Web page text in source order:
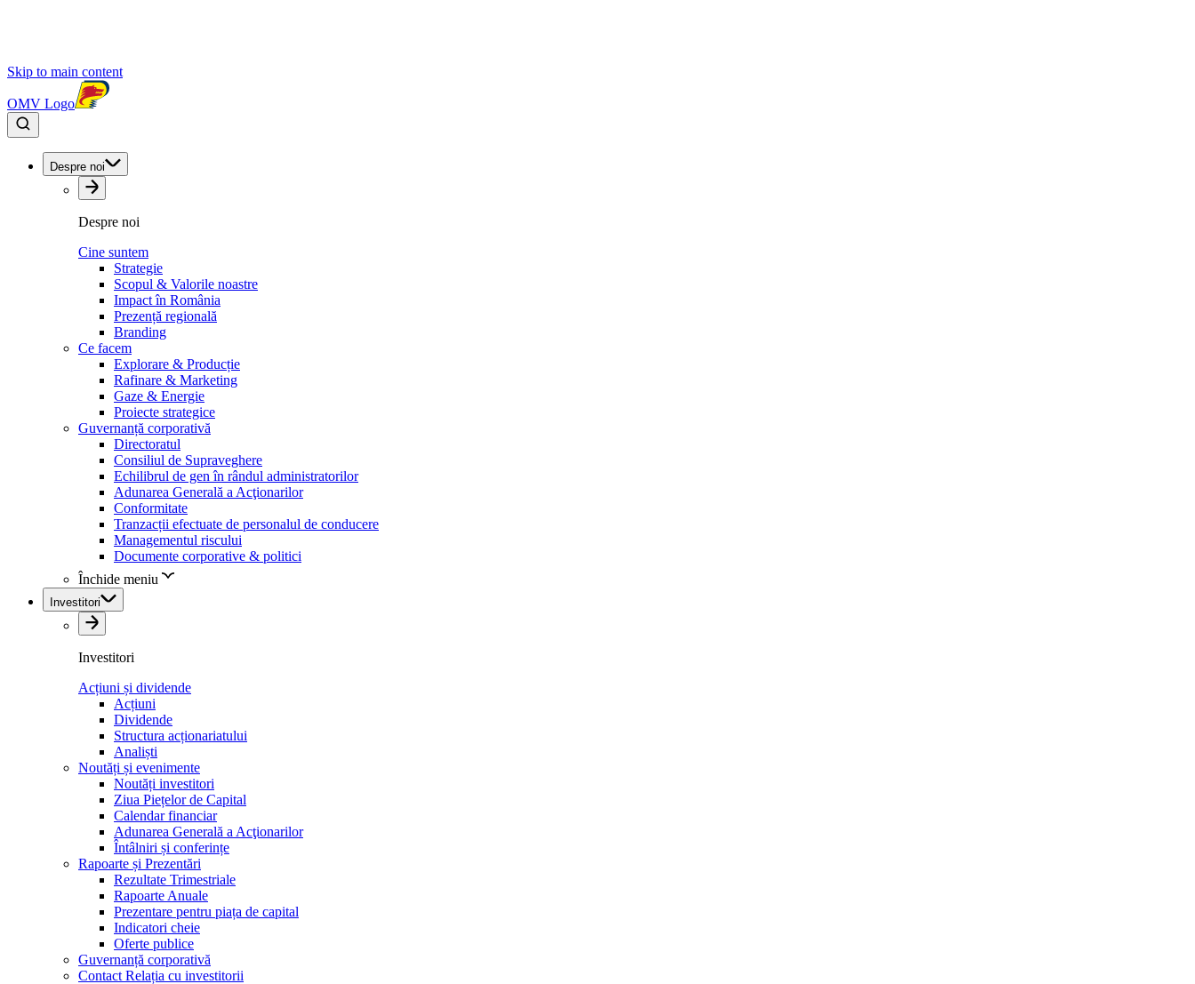
Skip to main content
OMV Logo
Despre noi
Despre noi
Cine suntem
Strategie
Scopul & Valorile noastre
Impact în România
Prezență regională
Branding
Ce facem
Explorare & Producție
Rafinare & Marketing
Gaze & Energie
Proiecte strategice
Guvernanță corporativă
Directoratul
Consiliul de Supraveghere
Echilibrul de gen în rândul administratorilor
Adunarea Generală a Acţionarilor
Conformitate
Tranzacții efectuate de personalul de conducere
Managementul riscului
Documente corporative & politici
Închide meniu
Investitori
Investitori
Acțiuni și dividende
Acțiuni
Dividende
Structura acționariatului
Analiști
Noutăți și evenimente
Noutăți investitori
Ziua Piețelor de Capital
Calendar financiar
Adunarea Generală a Acţionarilor
Întâlniri și conferințe
Rapoarte și Prezentări
Rezultate Trimestriale
Rapoarte Anuale
Prezentare pentru piața de capital
Indicatori cheie
Oferte publice
Guvernanță corporativă
Contact Relația cu investitorii